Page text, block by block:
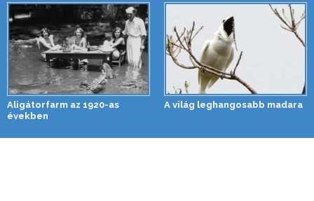
Aligátorfarm az 1920-as
években
A világ leghangosabb madara